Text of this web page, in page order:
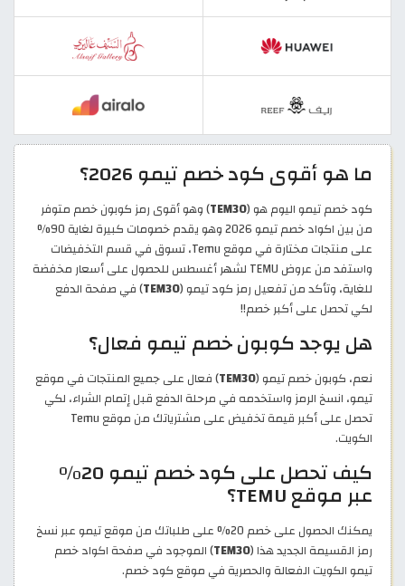
ما هو أقوى كود خصم تيمو 2026؟
كود خصم تيمو اليوم هو (TEM30) وهو أقوى رمز كوبون خصم متوفر
من بين اكواد خصم تيمو 2026 وهو يقدم خصومات كبيرة لغاية 90%
على منتجات مختارة في موقع Temu، تسوق في قسم التخفيضات
واستفد من عروض TEMU لشهر أغسطس للحصول على أسعار مخفضة
للغاية، وتأكد من تفعيل رمز كود تيمو (TEM30) في صفحة الدفع
لكي تحصل على أكبر خصم!!
هل يوجد كوبون خصم تيمو فعال؟
نعم، كوبون خصم تيمو (TEM30) فعال على جميع المنتجات في موقع
تيمو، انسخ الرمز واستخدمه في مرحلة الدفع قبل إتمام الشراء، لكي
تحصل على أكبر قيمة تخفيض على مشترياتك من موقع Temu
الكويت.
كيف تحصل على كود خصم تيمو 20%
عبر موقع TEMU؟
يمكنك الحصول على خصم 20% على طلباتك من موقع تيمو عبر نسخ
رمز القسيمة الجديد هذا (TEM30) الموجود في صفحة اكواد خصم
تيمو الكويت الفعالة والحصرية في موقع كود خصم.